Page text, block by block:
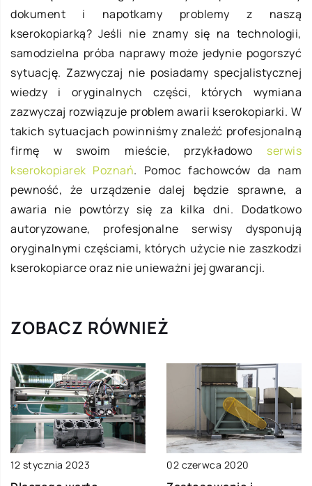
dokument i napotkamy problemy z naszą
kserokopiarką? Jeśli nie znamy się na technologii,
samodzielna próba naprawy może jedynie pogorszyć
sytuację. Zazwyczaj nie posiadamy specjalistycznej
wiedzy i oryginalnych części, których wymiana
zazwyczaj rozwiązuje problem awarii kserokopiarki. W
takich sytuacjach powinniśmy znaleźć profesjonalną
firmę w swoim mieście, przykładowo serwis
kserokopiarek Poznań. Pomoc fachowców da nam
pewność, że urządzenie dalej będzie sprawne, a
awaria nie powtórzy się za kilka dni. Dodatkowo
autoryzowane, profesjonalne serwisy dysponują
oryginalnymi częściami, których użycie nie zaszkodzi
kserokopiarce oraz nie unieważni jej gwarancji.
ZOBACZ RÓWNIEŻ
12 stycznia 2023 02 czerwca 2020